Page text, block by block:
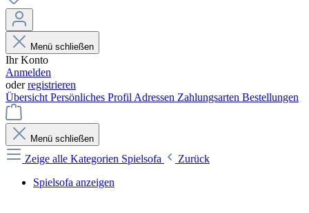
Menü schließen
Ihr Konto
Anmelden
oderregistrieren
Übersicht Persönliches Profil Adressen Zahlungsarten Bestellungen
Menü schließen
Zeige alle Kategorien Spielsofa
Zurück
Spielsofa anzeigen